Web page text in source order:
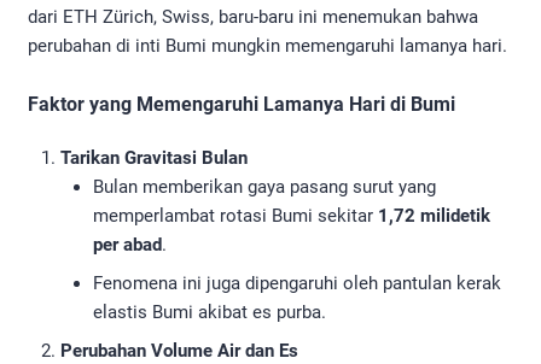
dari ETH Zürich, Swiss, baru-baru ini menemukan bahwa
perubahan di inti Bumi mungkin memengaruhi lamanya hari.
Faktor yang Memengaruhi Lamanya Hari di Bumi
Tarikan Gravitasi Bulan
Bulan memberikan gaya pasang surut yang
memperlambat rotasi Bumi sekitar 1,72 milidetik
per abad.
Fenomena ini juga dipengaruhi oleh pantulan kerak
elastis Bumi akibat es purba.
Perubahan Volume Air dan Es